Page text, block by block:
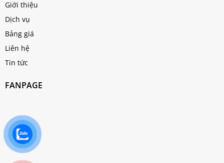
Giới thiệu
Dịch vụ
Bảng giá
Liên hệ
Tin tức
FANPAGE